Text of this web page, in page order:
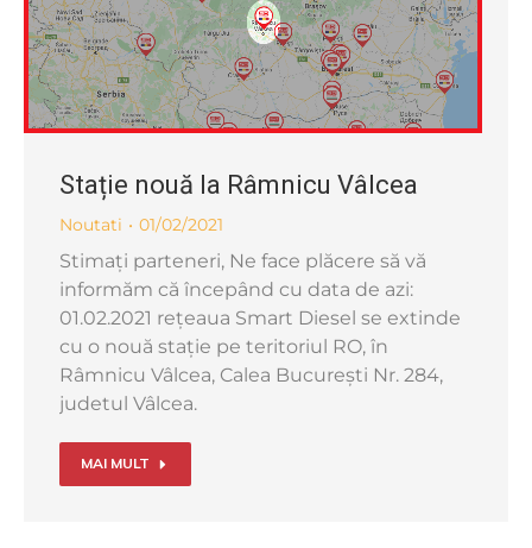
Stație nouă la Râmnicu Vâlcea
Noutati 01/02/2021
Stimați parteneri, Ne face plăcere să vă
informăm că începând cu data de azi:
01.02.2021 rețeaua Smart Diesel se extinde
cu o nouă stație pe teritoriul RO, în
Râmnicu Vâlcea, Calea București Nr. 284,
judetul Vâlcea.
MAI MULT